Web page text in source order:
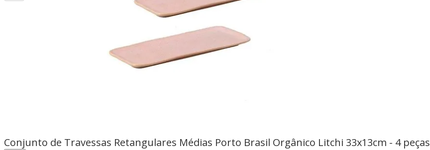
Conjunto de Travessas Retangulares Médias Porto Brasil Orgânico Litchi 33x13cm - 4 peças